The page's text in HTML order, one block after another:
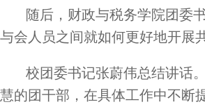
随后，财政与税务学院团委
与会人员之间就如何更好地开展
校团委书记张蔚伟总结讲话
慧的团干部，在具体工作中不断